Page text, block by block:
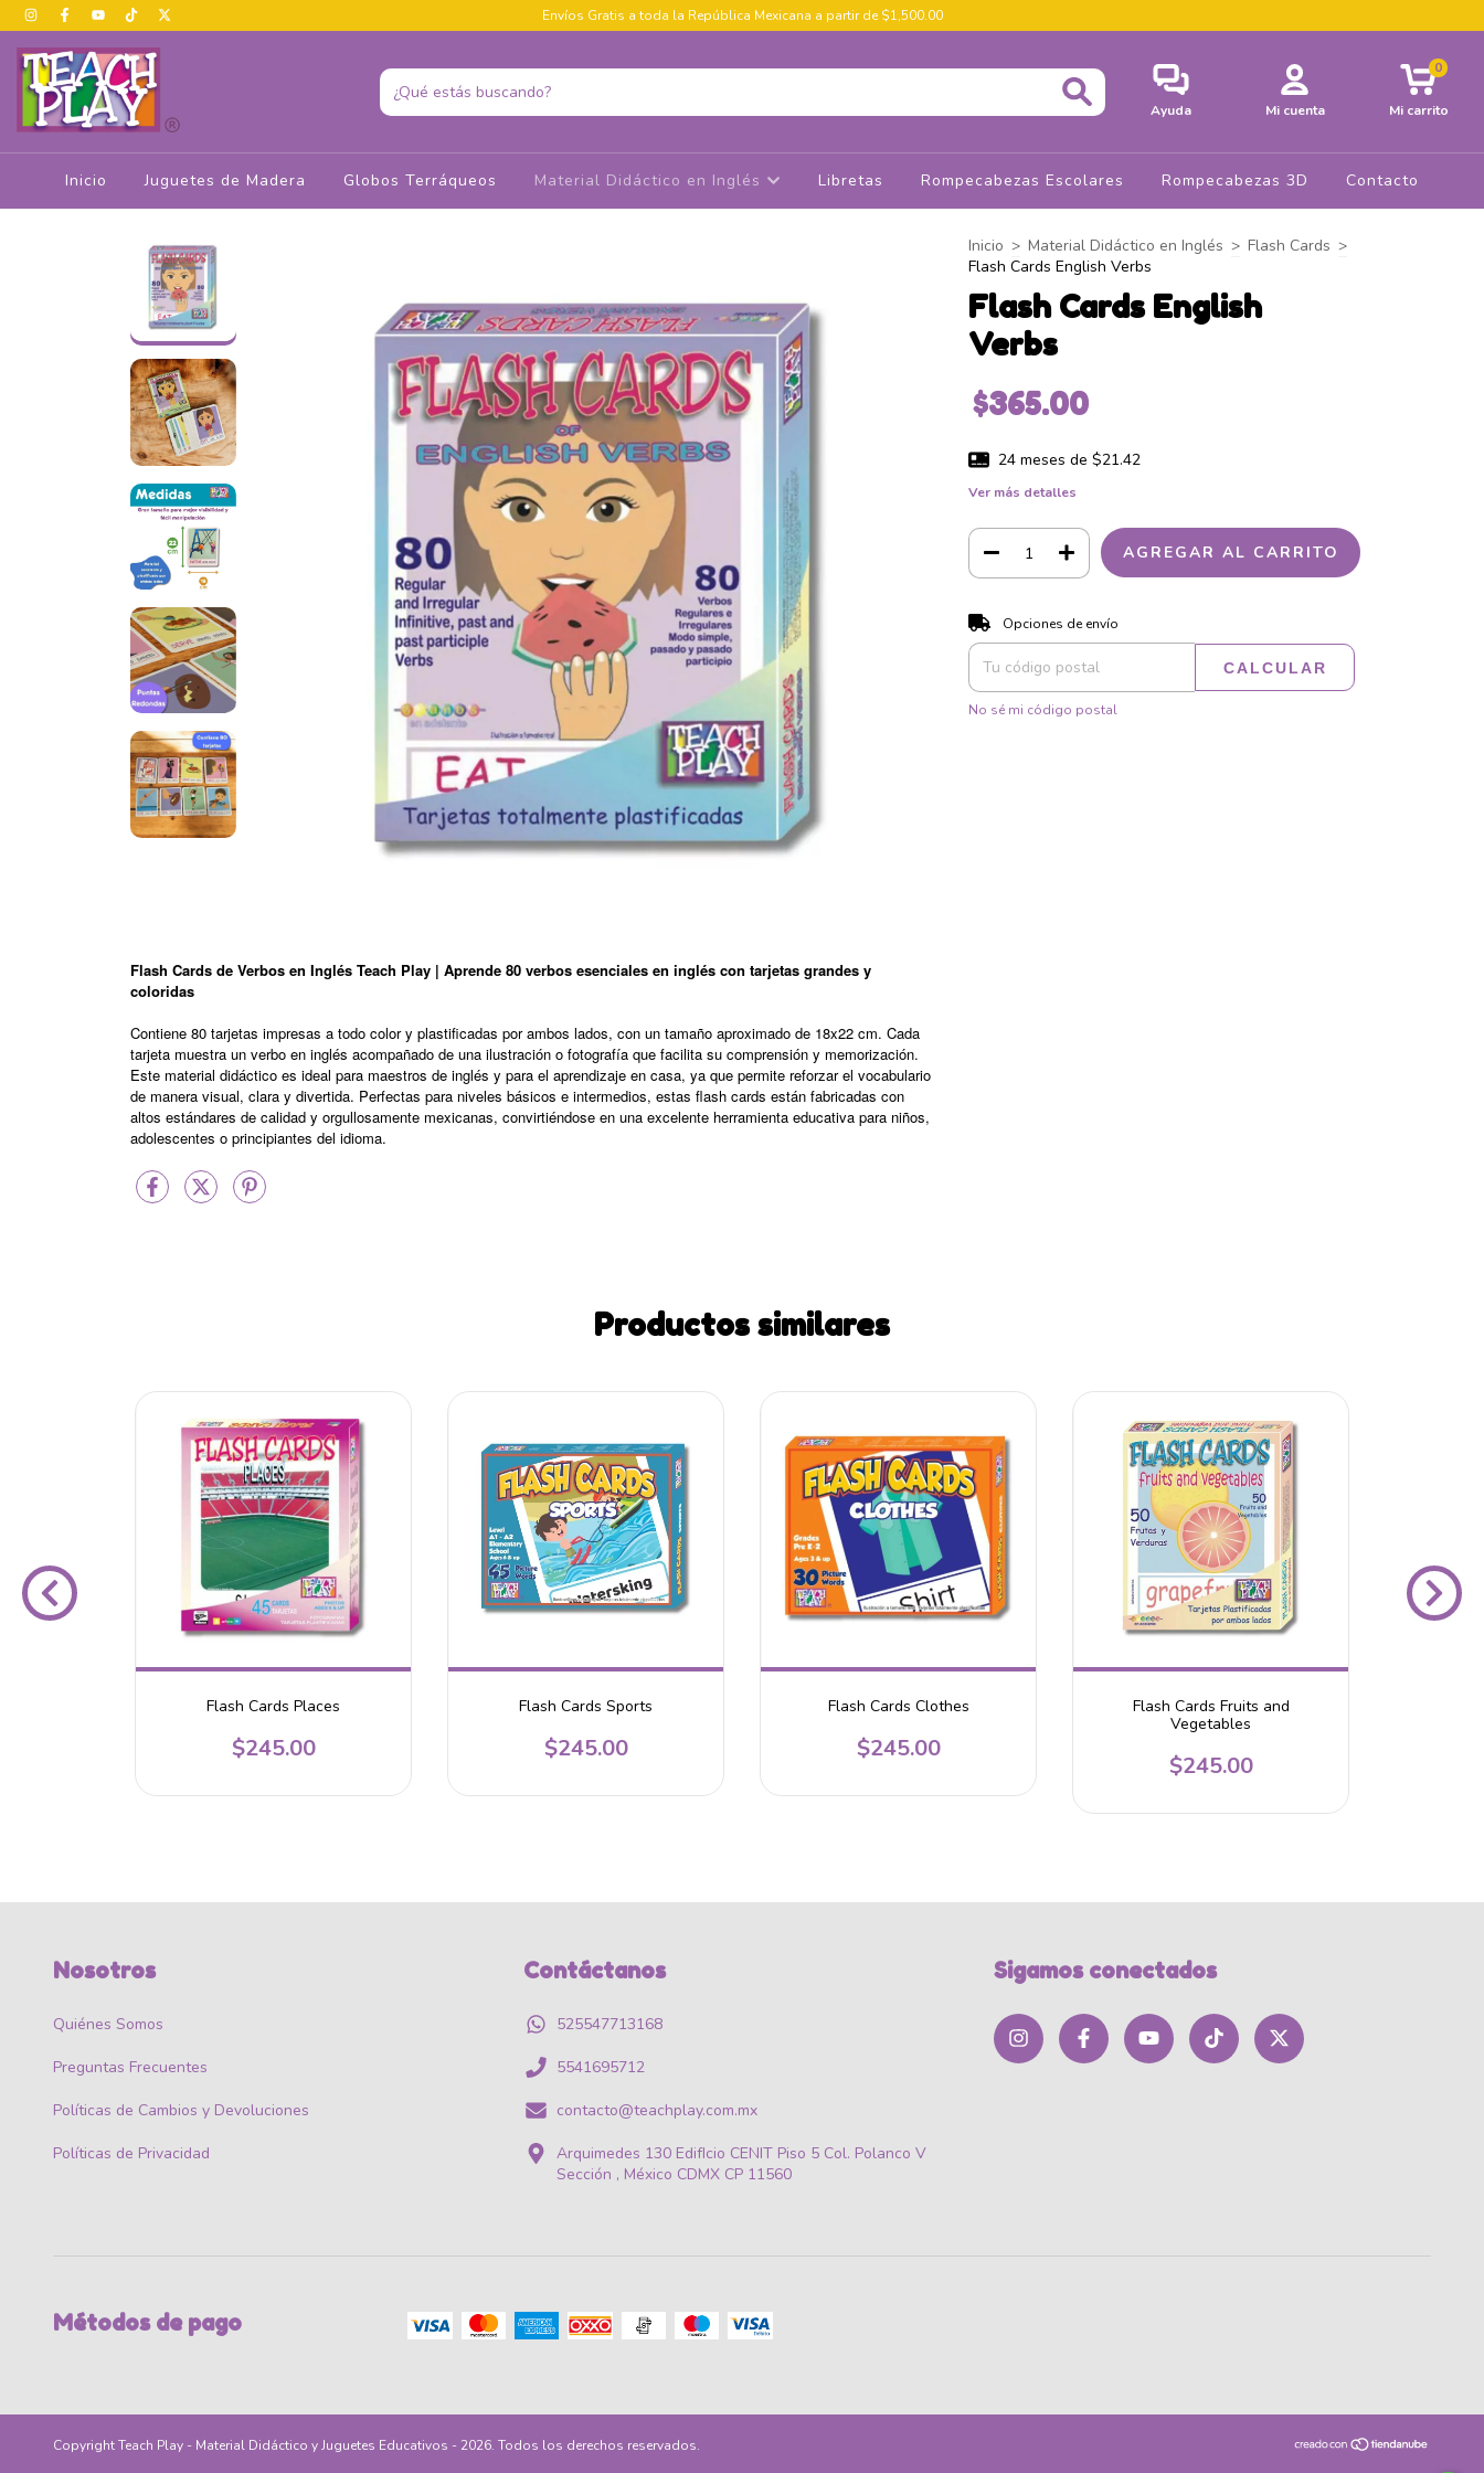
Envíos Gratis a toda la República Mexicana a partir de $1,500.00
Ayuda Mi cuenta Mi carrito
0
Inicio Juguetes de Madera Globos Terráqueos Material Didáctico en Inglés Libretas Rompecabezas Escolares Rompecabezas 3D Contacto
Flash Cards de Verbos en Inglés Teach Play | Aprende 80 verbos esenciales en inglés con tarjetas grandes y
coloridas
Contiene 80 tarjetas impresas a todo color y plastificadas por ambos lados, con un tamaño aproximado de 18x22 cm. Cada
tarjeta muestra un verbo en inglés acompañado de una ilustración o fotografía que facilita su comprensión y memorización.
Este material didáctico es ideal para maestros de inglés y para el aprendizaje en casa, ya que permite reforzar el vocabulario
de manera visual, clara y divertida. Perfectas para niveles básicos e intermedios, estas flash cards están fabricadas con
altos estándares de calidad y orgullosamente mexicanas, convirtiéndose en una excelente herramienta educativa para niños,
adolescentes o principiantes del idioma.
Inicio > Material Didáctico en Inglés > Flash Cards >
Flash Cards English Verbs
Flash Cards English
Verbs
$365.00
24 meses de $21.42
Ver más detalles
Entregas para el CP:
Opciones de envío
CALCULAR
No sé mi código postal
Productos similares
Flash Cards Places
$245.00
Flash Cards Sports
$245.00
Flash Cards Clothes
$245.00
Flash Cards Fruits and
Vegetables
$245.00
Nosotros
Quiénes Somos
Preguntas Frecuentes
Políticas de Cambios y Devoluciones
Políticas de Privacidad
Contáctanos
525547713168
5541695712
contacto@teachplay.com.mx
Arquimedes 130 EdifIcio CENIT Piso 5 Col. Polanco V
Sección , México CDMX CP 11560
Sigamos conectados
Métodos de pago
Copyright Teach Play - Material Didáctico y Juguetes Educativos - 2026. Todos los derechos reservados.